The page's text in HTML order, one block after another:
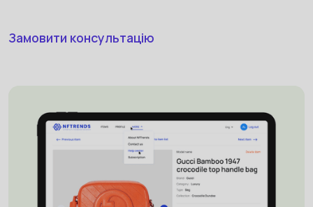
Замовити консультацію